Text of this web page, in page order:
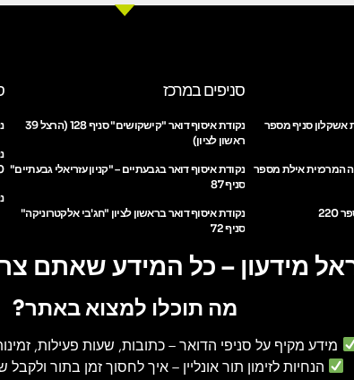
אשקלון סניף מספר
המרכזית אילת מספר
סניפים במרכז
נקודת איסוף דואר "קישקושים" סניף 128 (הרצל 39
ראשון לציון)
נקודת איסוף דואר בגבעתיים – "קניון עזריאלי גבעתיים"
סניף 87
נקודת איסוף דואר בראשון לציון "חג'בי אלקטרוניקה"
סניף 72
מידעון – כל המידע שאתם
מה תוכלו למצוא באתר?
מידע מקיף על סניפי הדואר– כתובות, שעות פעילות,
הנחיות לזימון תור אונליין – איך לחסוך זמן בתור ולקבל